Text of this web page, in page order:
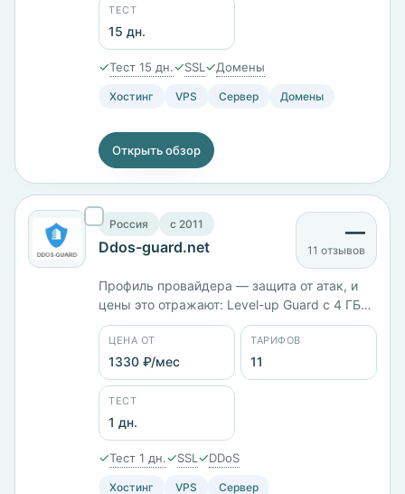
мес, тест 15 дней, оплата в том числе
биткоином.
ТЕСТ
15 дн.
✓Тест 15 дн.✓SSL ✓Домены
Хостинг VPS Сервер Домены
Открыть обзор
Россия c 2011
Ddos-guard.net
—
11 отзывов
Профиль провайдера — защита от атак, и
цены это отражают: Level-up Guard с 4 ГБ
памяти стоит 12 192 ₽/мес на KVM, Pro
Guard с 6 ГБ — 15 552 ₽/мес, Premium Guard
с 8 ГБ и диском на 80 ГБ — 18 912 ₽/мес.
Площадки в России, Казахстане,
Нидерландах, Канаде и США.
ЦЕНА ОТ
1330 ₽/мес
ТАРИФОВ
11
ТЕСТ
1 дн.
✓Тест 1 дн.✓SSL ✓DDoS
Хостинг VPS Сервер